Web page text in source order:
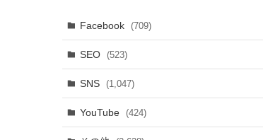
た
記
事
Facebook (709)
SEO (523)
SNS (1,047)
YouTube (424)